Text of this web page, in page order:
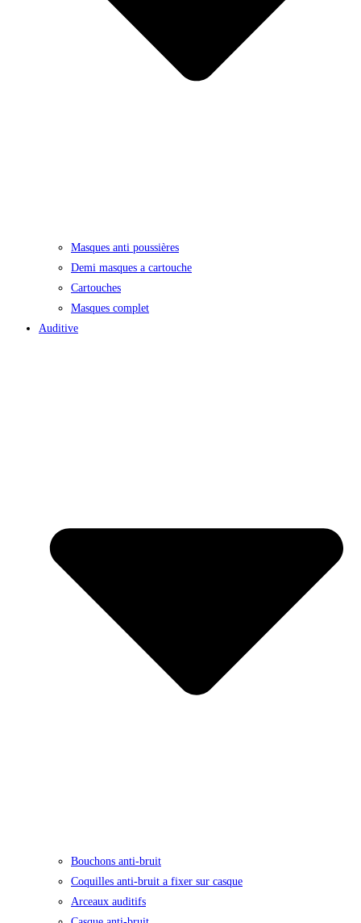
Masques anti poussières
Demi masques a cartouche
Cartouches
Masques complet
Auditive
Bouchons anti-bruit
Coquilles anti-bruit a fixer sur casque
Arceaux auditifs